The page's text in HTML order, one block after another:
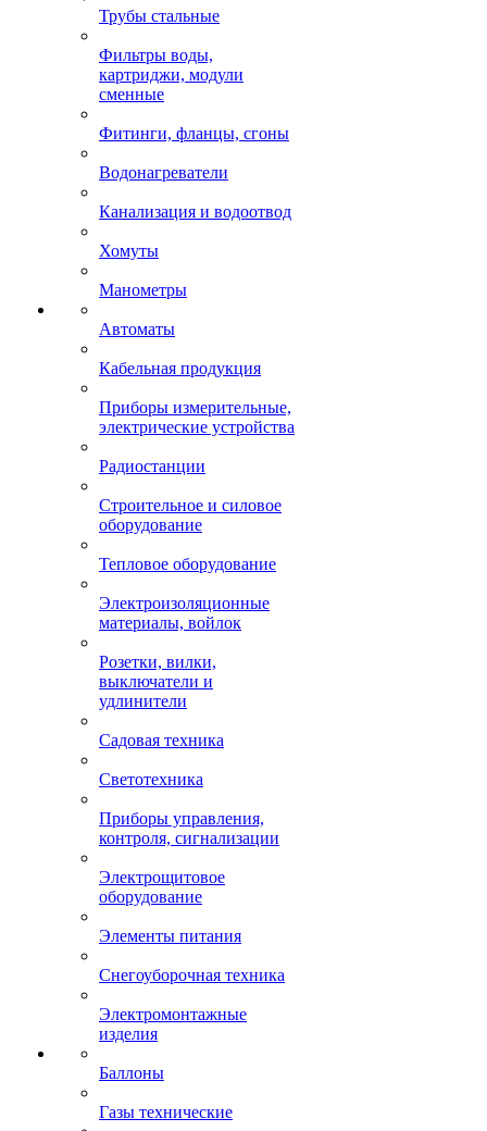
Трубы стальные
Фильтры воды,
картриджи, модули
сменные
Фитинги, фланцы, сгоны
Водонагреватели
Канализация и водоотвод
Хомуты
Манометры
Автоматы
Кабельная продукция
Приборы измерительные,
электрические устройства
Радиостанции
Строительное и силовое
оборудование
Тепловое оборудование
Электроизоляционные
материалы, войлок
Розетки, вилки,
выключатели и
удлинители
Садовая техника
Светотехника
Приборы управления,
контроля, сигнализации
Электрощитовое
оборудование
Элементы питания
Снегоуборочная техника
Электромонтажные
изделия
Баллоны
Газы технические